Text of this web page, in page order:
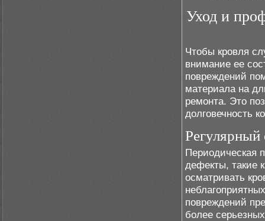
Уход и
Чтобы кровля
внимание ее
повреждений
материала на
ремонта. Это
долговечность
Регулярный
Периодическая
дефекты, такие
осматривать
повреждений
более